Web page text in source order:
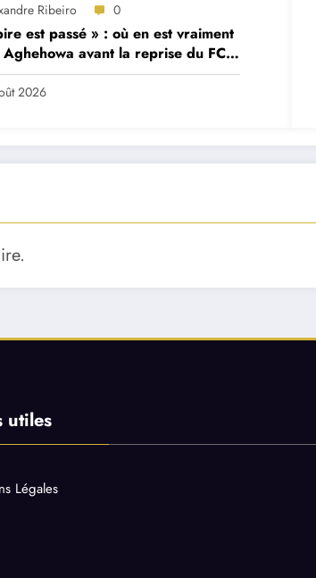
Ribeiro 0
est passé » : où en est vraiment
Aghehowa avant la reprise du FC
?
2026
utiles
Légales